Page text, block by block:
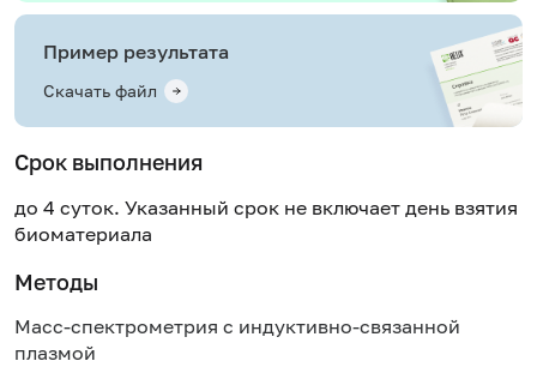
Пример результата
Скачать файл
Срок выполнения
до 4 суток. Указанный срок не включает день взятия
биоматериала
Методы
Масс-спектрометрия с индуктивно-связанной
плазмой